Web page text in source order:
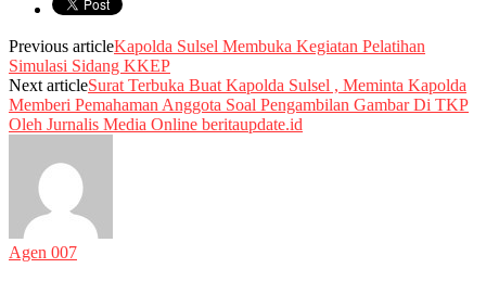
Previous articleKapolda Sulsel Membuka Kegiatan Pelatihan
Simulasi Sidang KKEP
Next articleSurat Terbuka Buat Kapolda Sulsel , Meminta Kapolda
Memberi Pemahaman Anggota Soal Pengambilan Gambar Di TKP
Oleh Jurnalis Media Online beritaupdate.id
Agen 007